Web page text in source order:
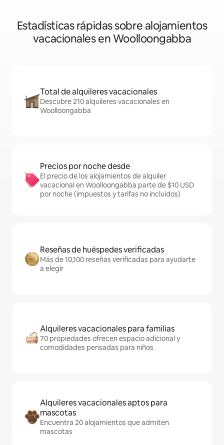
Estadísticas rápidas sobre alojamientos
vacacionales en Woolloongabba
Total de alquileres vacacionales
Descubre 210 alquileres vacacionales en
Woolloongabba
Precios por noche desde
El precio de los alojamientos de alquiler
vacacional en Woolloongabba parte de $10 USD
por noche (impuestos y tarifas no incluidos)
Reseñas de huéspedes verificadas
Más de 10,100 reseñas verificadas para ayudarte
a elegir
Alquileres vacacionales para familias
70 propiedades ofrecen espacio adicional y
comodidades pensadas para niños
Alquileres vacacionales aptos para
mascotas
Encuentra 20 alojamientos que admiten
mascotas